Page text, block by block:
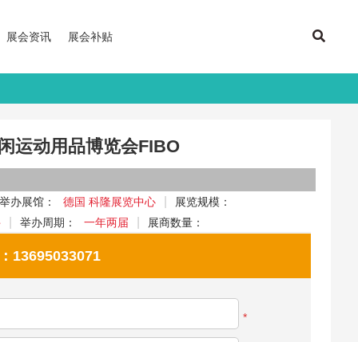
展会资讯 展会补贴
运动用品博览会FIBO
举办展馆： 德国 科隆展览中心
展览规模：
举办周期： 一年两届 展商数量：
13695033071
*